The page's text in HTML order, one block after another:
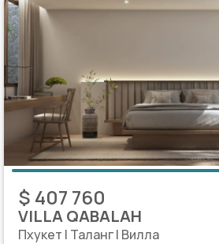
$ 407 760
VILLA QABALAH
Пхукет | Таланг | Вилла